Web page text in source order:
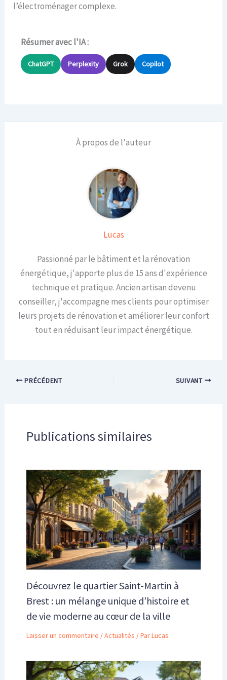
l’électroménager complexe.
Résumer avec l'IA :
ChatGPT Perplexity Grok Copilot
À propos de l'auteur
Lucas
Passionné par le bâtiment et la rénovation
énergétique, j'apporte plus de 15 ans d'expérience
technique et pratique. Ancien artisan devenu
conseiller, j'accompagne mes clients pour optimiser
leurs projets de rénovation et améliorer leur confort
tout en réduisant leur impact énergétique.
PRÉCÉDENT SUIVANT
Publications similaires
Découvrez le quartier Saint-Martin à
Brest : un mélange unique d’histoire et
de vie moderne au cœur de la ville
Laisser un commentaire /Actualités / ParLucas